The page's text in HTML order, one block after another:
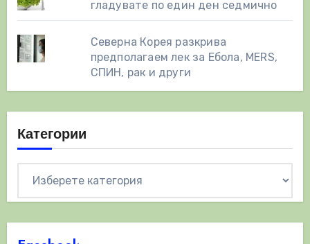
гладувате по един ден седмично
Северна Корея разкрива
предполагаем лек за Ебола, MERS,
СПИН, рак и други
Категории